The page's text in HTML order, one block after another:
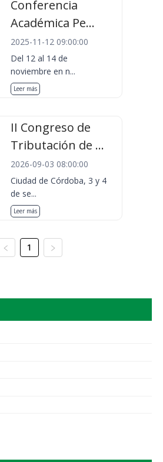
Conferencia
Académica Pe...
2025-11-12 09:00:00
Del 12 al 14 de
noviembre en n...
Leer más
II Congreso de
Tributación de ...
2026-09-03 08:00:00
Ciudad de Córdoba, 3 y 4
de se...
Leer más
1